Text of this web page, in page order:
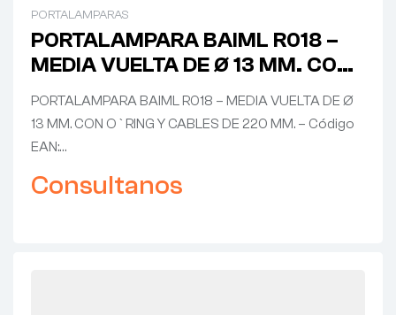
PORTALAMPARAS
PORTALAMPARA BAIML R018 –
MEDIA VUELTA DE Ø 13 MM. CON
O`RING Y CABLES DE 220 MM.
PORTALAMPARA BAIML R018 – MEDIA VUELTA DE Ø
13 MM. CON O`RING Y CABLES DE 220 MM. – Código
EAN:…
Consultanos